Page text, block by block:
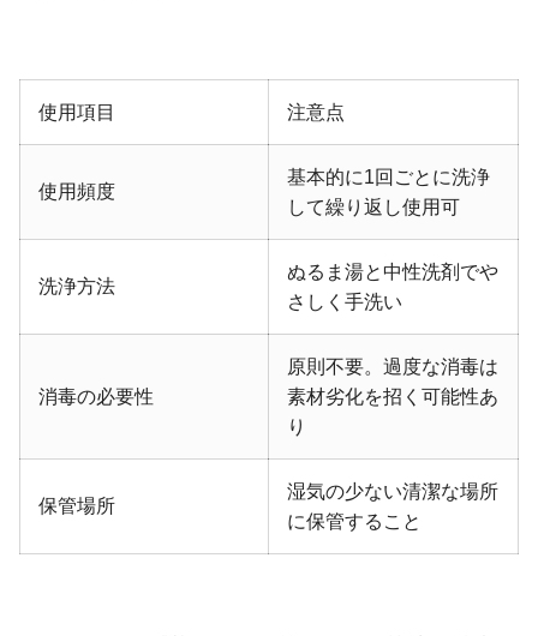
使用項目 注意点
使用頻度
基本的に1回ごとに洗浄
して繰り返し使用可
洗浄方法
ぬるま湯と中性洗剤でや
さしく手洗い
消毒の必要性
原則不要。過度な消毒は
素材劣化を招く可能性あ
り
保管場所
湿気の少ない清潔な場所
に保管すること